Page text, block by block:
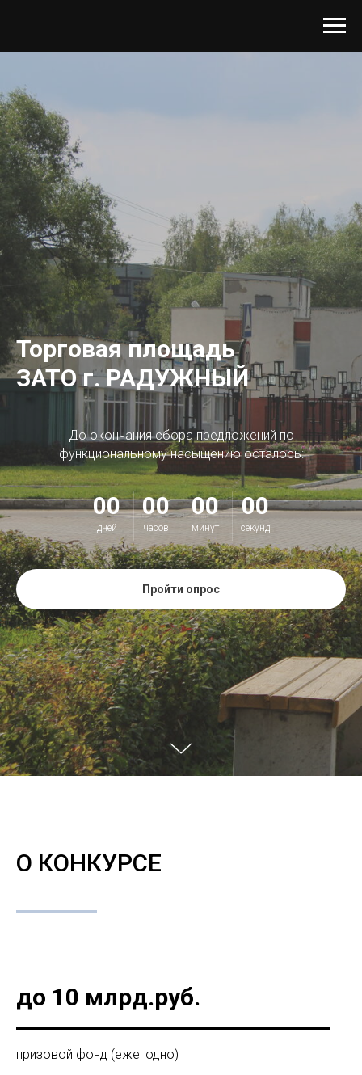
Торговая площадь
ЗАТО г. РАДУЖНЫЙ
До окончания сбора предложений по
функциональному насыщению осталось:
00
дней
00
часов
00
минут
00
секунд
Пройти опрос
О КОНКУРСЕ
до 10 млрд.руб.
призовой фонд (ежегодно)